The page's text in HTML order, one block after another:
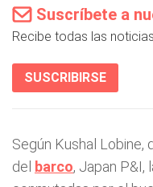
Suscríbete a
Recibe todas las
SUSCRIBIRSE
Según Kushal Lobine,
del barco, Japan P&I,